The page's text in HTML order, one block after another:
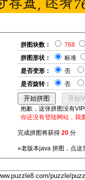
拼图块数： 768
拼图形状：
标准
是否变形：
否
是否旋转：
否
抱歉，这张拼图没有
你还没有登陆网站，我
完成拼图将获得 20 分
»老版本java 拼图，点这